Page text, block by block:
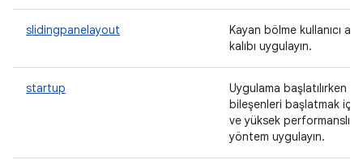
slidingpanelayout
Kayan bölme kullanıcı
kalıbı uygulayın.
startup
Uygulama başlatılırken
bileşenleri başlatmak
ve yüksek performanslı
yöntem uygulayın.